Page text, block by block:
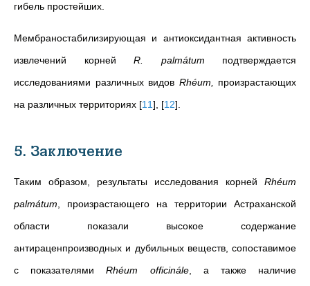
гибель простейших.
Мембраностабилизирующая и антиоксидантная активность
извлечений корней R. palmátum подтверждается
исследованиями различных видов Rhéum, произрастающих
на различных территориях [11] [12]
5. Заключение
Таким образом, результаты исследования корней Rhéum
palmátum , произрастающего на территории Астраханской
области показали высокое содержание
антираценпроизводных и дубильных веществ, сопоставимое
с показателямиRhéum officinále, а также наличие